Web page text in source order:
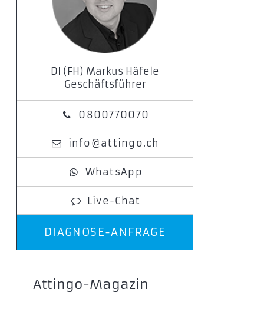
DI (FH) Markus Häfele
Geschäftsführer
0800770070
info@attingo.ch
WhatsApp
Live-Chat
DIAGNOSE-ANFRAGE
Attingo-Magazin